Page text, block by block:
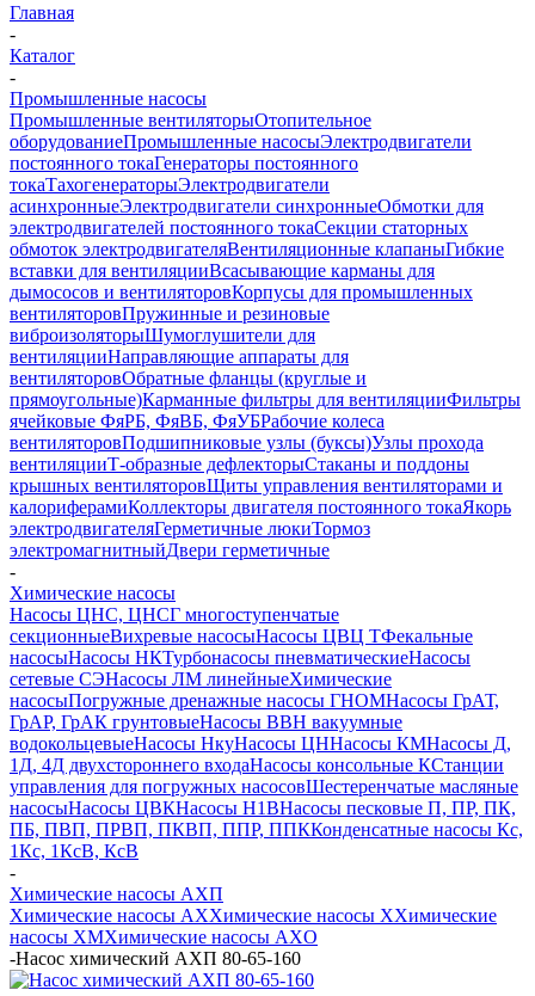
Главная
-
Каталог
-
Промышленные насосы
Промышленные вентиляторыОтопительное
оборудованиеПромышленные насосыЭлектродвигатели
постоянного токаГенераторы постоянного
токаТахогенераторыЭлектродвигатели
асинхронныеЭлектродвигатели синхронныеОбмотки для
электродвигателей постоянного токаСекции статорных
обмоток электродвигателяВентиляционные клапаныГибкие
вставки для вентиляцииВсасывающие карманы для
дымососов и вентиляторовКорпусы для промышленных
вентиляторовПружинные и резиновые
виброизоляторыШумоглушители для
вентиляцииНаправляющие аппараты для
вентиляторовОбратные фланцы (круглые и
прямоугольные)Карманные фильтры для вентиляцииФильтры
ячейковые ФяРБ, ФяВБ, ФяУБРабочие колеса
вентиляторовПодшипниковые узлы (буксы)Узлы прохода
вентиляцииТ-образные дефлекторыСтаканы и поддоны
крышных вентиляторовЩиты управления вентиляторами и
калориферамиКоллекторы двигателя постоянного токаЯкорь
электродвигателяГерметичные люкиТормоз
электромагнитныйДвери герметичные
-
Химические насосы
Насосы ЦНС, ЦНСГ многоступенчатые
секционныеВихревые насосыНасосы ЦВЦ ТФекальные
насосыНасосы НКТурбонасосы пневматическиеНасосы
сетевые СЭНасосы ЛМ линейныеХимические
насосыПогружные дренажные насосы ГНОМНасосы ГрАТ,
ГрАР, ГрАК грунтовыеНасосы ВВН вакуумные
водокольцевыеНасосы НкуНасосы ЦННасосы КМНасосы Д,
1Д, 4Д двухстороннего входаНасосы консольные КСтанции
управления для погружных насосовШестеренчатые масляные
насосыНасосы ЦВКНасосы Н1ВНасосы песковые П, ПР, ПК,
ПБ, ПВП, ПРВП, ПКВП, ППР, ППККонденсатные насосы Кс,
1Кс, 1КсВ, КсВ
-
Химические насосы АХП
Химические насосы AXХимические насосы XХимические
насосы XМХимические насосы AXО
-Насос химический АХП 80-65-160